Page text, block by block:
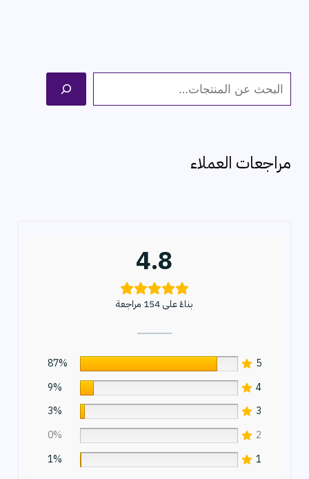
ل
ث
مراجعات العملاء
4.8
بناءً على 154 مراجعة
5
87%
4
9%
3
3%
2
0%
1
1%